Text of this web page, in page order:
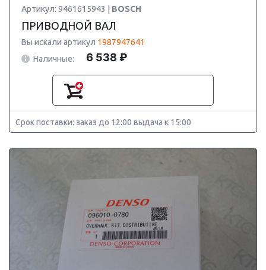
Артикул: 9461615943 | BOSCH
ПРИВОДНОЙ ВАЛ
Вы искали артикул 1987947641
Наличные:
6 538 ₽
Срок поставки: заказ до 12:00 выдача к 15:00